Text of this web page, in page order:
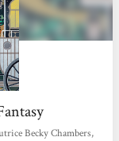
Becky Chambers,